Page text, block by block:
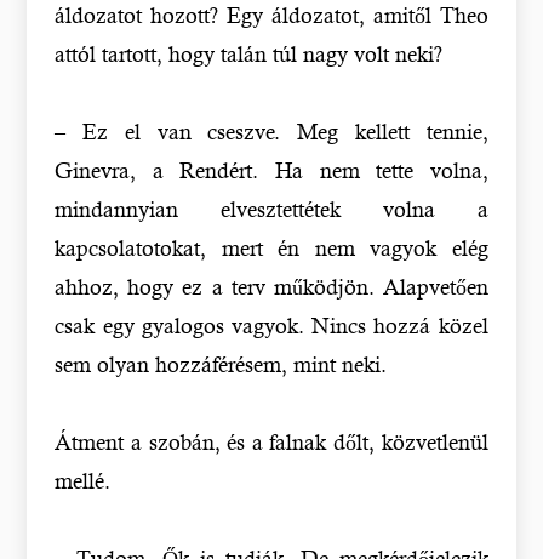
áldozatot hozott? Egy áldozatot, amitől Theo
attól tartott, hogy talán túl nagy volt neki?
– Ez el van cseszve. Meg kellett tennie,
Ginevra, a Rendért. Ha nem tette volna,
mindannyian elvesztettétek volna a
kapcsolatotokat, mert én nem vagyok elég
ahhoz, hogy ez a terv működjön. Alapvetően
csak egy gyalogos vagyok. Nincs hozzá közel
sem olyan hozzáférésem, mint neki.
Átment a szobán, és a falnak dőlt, közvetlenül
mellé.